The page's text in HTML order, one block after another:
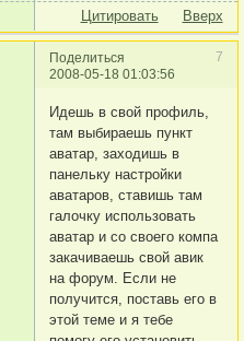
Цитировать Вверх
Поделиться
7
2008-05-18 01:03:56
Идешь в свой профиль,
там выбираешь пункт
аватар, заходишь в
панельку настройки
аватаров, ставишь там
галочку использовать
аватар и со своего компа
закачиваешь свой авик
на форум. Если не
получится, поставь его в
этой теме и я тебе